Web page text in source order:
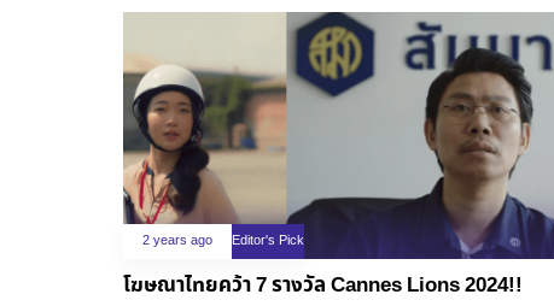
เศรษฐกิจและการท่องเที่ยวไทยได้อย่างมหาศาล . เพราะหากย้อน
Lalisa ลิซ่าก็แต่งชุดไทยจัดเต็ม พร้อมด้วยเซตฉากที่ดูคับคล้า
ท่องเที่ยวขึ้นชื่อในเมืองบ้านเกิดของลิซ่า สร้างปรากฎการณ์ส่งค
ล้านวิว . หรืออย่างปีที่แล้วที่ลิซ่าใส่ชุดผ้าไหมจากจ.อุดรธานีไปไห
ผ้าไหมจากจ.อุดรธานีกลายเป็นที่พูดถึงไปทั่วอินเทอร์เน็ต และท
แห่งที่ต้องใส่ชุดไทยไปถ่ายรูปเช็คอินแบบลิซ่า . รวมถึง ล่าสุด ใ
ก็ยังสวมใส่ชุดรีไซเคิลจากขยะพลาสติกของแบรนด์
อวดลุคสุดปังในไอจีก็ถูกพูดถึงไปทั่วโลกโซเชียล ดังนั้น หากพูดค
อำนาจในการดึงดูดให้ผู้คนสนใจ ยอมรับและทำตามอย่างเต็มใจ โ
ผู้อื่นรับรู้ . สิ่งต่างเหล่านี้ที่ลิซ่าทำถือว่าเป็นกรณีศึกษาที่น่าสนใจ
ในความเป็นไทยของลิซ่าแล้ว ยังถือว่าเป็นการสร้างความเข้มแ
เพราะถึงลิซ่าจะไม่บอกโต้งๆ แต่ทุกการกระทำก็ล้วนแสดงให้เห็นถึง
2 years ago Editor's Pick
โฆษณาไทยคว้า 7 รางวัล Cannes Lions 2024!!